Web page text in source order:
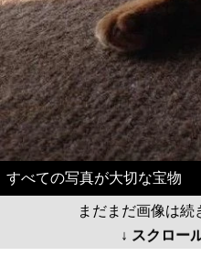
すべての写真が大切な宝物
まだまだ画像は続
↓ スクロー